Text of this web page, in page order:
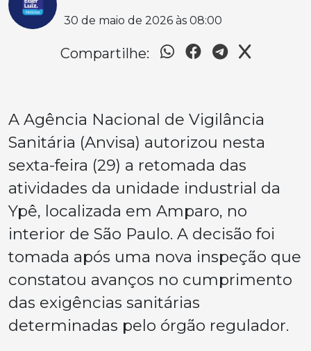
30 de maio de 2026 às 08:00
Compartilhe:
A Agência Nacional de Vigilância
Sanitária (Anvisa) autorizou nesta
sexta-feira (29) a retomada das
atividades da unidade industrial da
Ypê, localizada em Amparo, no
interior de São Paulo. A decisão foi
tomada após uma nova inspeção que
constatou avanços no cumprimento
das exigências sanitárias
determinadas pelo órgão regulador.